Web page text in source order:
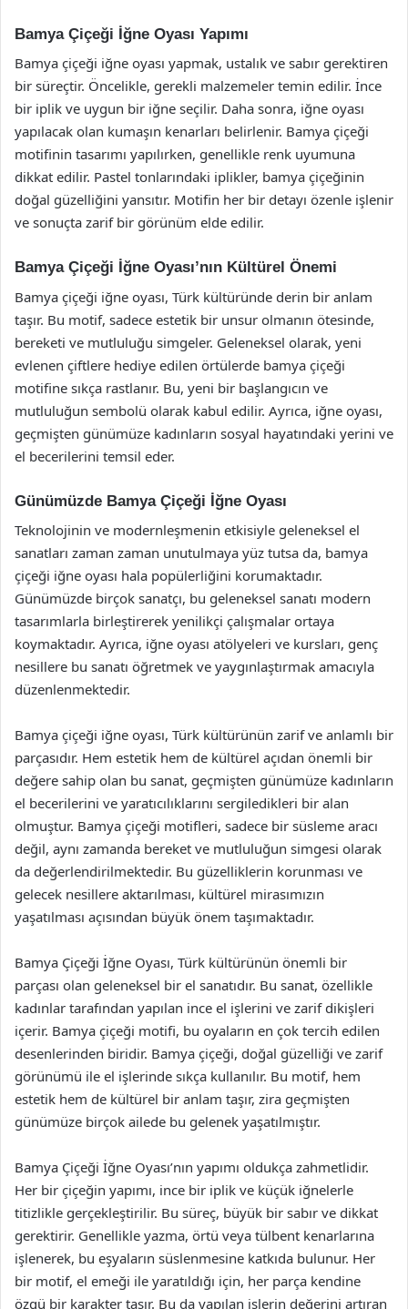
Bamya Çiçeği İğne Oyası Yapımı
Bamya çiçeği iğne oyası yapmak, ustalık ve sabır gerektiren
bir süreçtir. Öncelikle, gerekli malzemeler temin edilir. İnce
bir iplik ve uygun bir iğne seçilir. Daha sonra, iğne oyası
yapılacak olan kumaşın kenarları belirlenir. Bamya çiçeği
motifinin tasarımı yapılırken, genellikle renk uyumuna
dikkat edilir. Pastel tonlarındaki iplikler, bamya çiçeğinin
doğal güzelliğini yansıtır. Motifin her bir detayı özenle işlenir
ve sonuçta zarif bir görünüm elde edilir.
Bamya Çiçeği İğne Oyası’nın Kültürel Önemi
Bamya çiçeği iğne oyası, Türk kültüründe derin bir anlam
taşır. Bu motif, sadece estetik bir unsur olmanın ötesinde,
bereketi ve mutluluğu simgeler. Geleneksel olarak, yeni
evlenen çiftlere hediye edilen örtülerde bamya çiçeği
motifine sıkça rastlanır. Bu, yeni bir başlangıcın ve
mutluluğun sembolü olarak kabul edilir. Ayrıca, iğne oyası,
geçmişten günümüze kadınların sosyal hayatındaki yerini ve
el becerilerini temsil eder.
Günümüzde Bamya Çiçeği İğne Oyası
Teknolojinin ve modernleşmenin etkisiyle geleneksel el
sanatları zaman zaman unutulmaya yüz tutsa da, bamya
çiçeği iğne oyası hala popülerliğini korumaktadır.
Günümüzde birçok sanatçı, bu geleneksel sanatı modern
tasarımlarla birleştirerek yenilikçi çalışmalar ortaya
koymaktadır. Ayrıca, iğne oyası atölyeleri ve kursları, genç
nesillere bu sanatı öğretmek ve yaygınlaştırmak amacıyla
düzenlenmektedir.
Bamya çiçeği iğne oyası, Türk kültürünün zarif ve anlamlı bir
parçasıdır. Hem estetik hem de kültürel açıdan önemli bir
değere sahip olan bu sanat, geçmişten günümüze kadınların
el becerilerini ve yaratıcılıklarını sergiledikleri bir alan
olmuştur. Bamya çiçeği motifleri, sadece bir süsleme aracı
değil, aynı zamanda bereket ve mutluluğun simgesi olarak
da değerlendirilmektedir. Bu güzelliklerin korunması ve
gelecek nesillere aktarılması, kültürel mirasımızın
yaşatılması açısından büyük önem taşımaktadır.
Bamya Çiçeği İğne Oyası, Türk kültürünün önemli bir
parçası olan geleneksel bir el sanatıdır. Bu sanat, özellikle
kadınlar tarafından yapılan ince el işlerini ve zarif dikişleri
içerir. Bamya çiçeği motifi, bu oyaların en çok tercih edilen
desenlerinden biridir. Bamya çiçeği, doğal güzelliği ve zarif
görünümü ile el işlerinde sıkça kullanılır. Bu motif, hem
estetik hem de kültürel bir anlam taşır, zira geçmişten
günümüze birçok ailede bu gelenek yaşatılmıştır.
Bamya Çiçeği İğne Oyası’nın yapımı oldukça zahmetlidir.
Her bir çiçeğin yapımı, ince bir iplik ve küçük iğnelerle
titizlikle gerçekleştirilir. Bu süreç, büyük bir sabır ve dikkat
gerektirir. Genellikle yazma, örtü veya tülbent kenarlarına
işlenerek, bu eşyaların süslenmesine katkıda bulunur. Her
bir motif, el emeği ile yaratıldığı için, her parça kendine
özgü bir karakter taşır. Bu da yapılan işlerin değerini artıran